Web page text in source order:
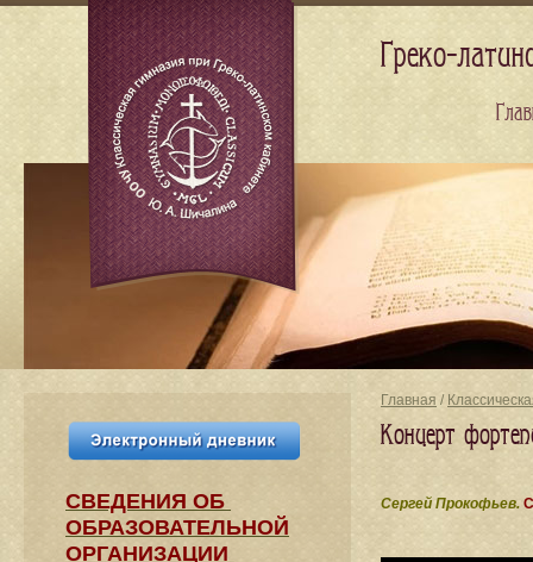
Главная /
Концерт
Сергей Прокофьев.
СВЕДЕНИЯ​ ОБ
ОБРАЗОВАТЕЛЬНОЙ
ОРГАНИЗАЦИИ
Греко-